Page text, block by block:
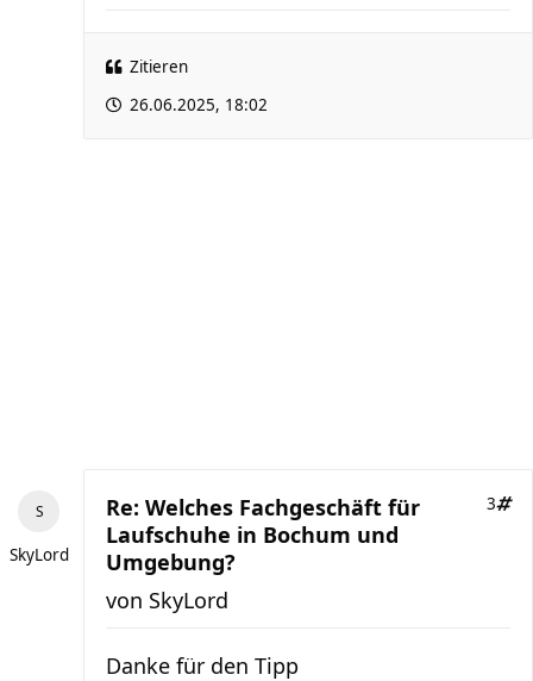
Zitieren
26.06.2025, 18:02
SkyLord
Re: Welches Fachgeschäft für
Laufschuhe in Bochum und
Umgebung?
3
von SkyLord
Danke für den Tipp